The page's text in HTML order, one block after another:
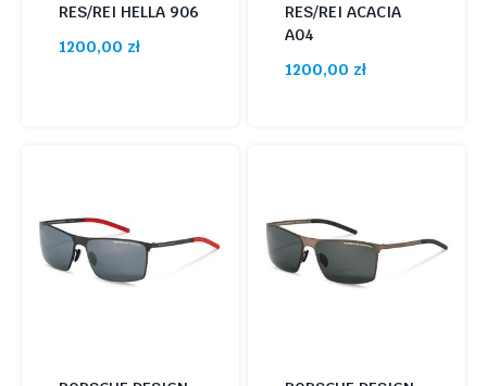
RES/REI HELLA 906
1200,00 zł
RES/REI ACACIA
A04
1200,00 zł